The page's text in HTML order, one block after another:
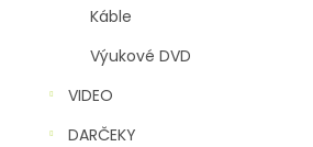
Káble
Výukové DVD
VIDEO
DARČEKY